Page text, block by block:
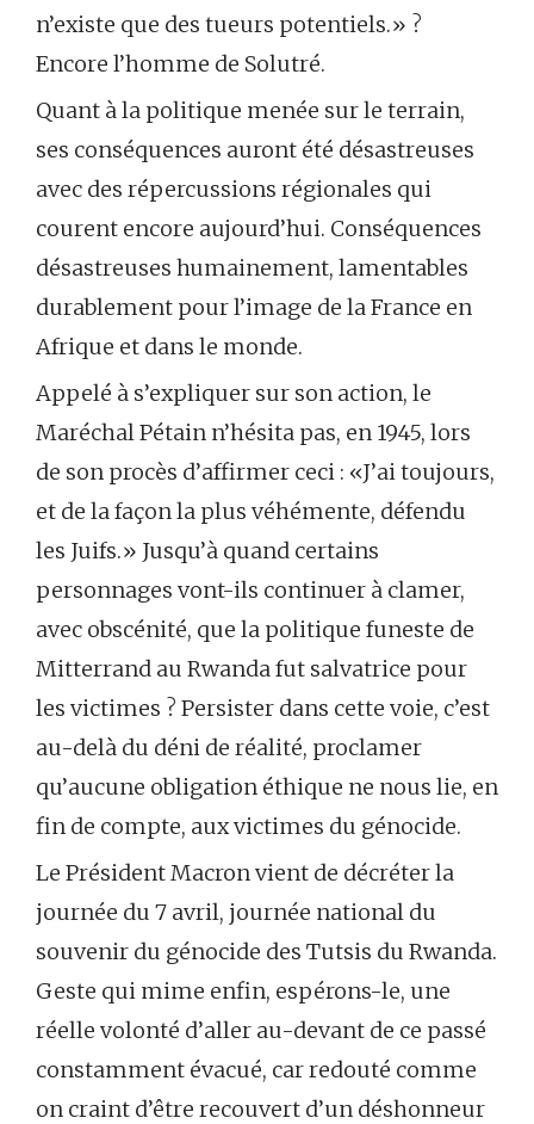
n’existe que des tueurs potentiels.» ?
Encore l’homme de Solutré.
Quant à la politique menée sur le terrain,
ses conséquences auront été désastreuses
avec des répercussions régionales qui
courent encore aujourd’hui. Conséquences
désastreuses humainement, lamentables
durablement pour l’image de la France en
Afrique et dans le monde.
Appelé à s’expliquer sur son action, le
Maréchal Pétain n’hésita pas, en 1945, lors
de son procès d’affirmer ceci : «J’ai toujours,
et de la façon la plus véhémente, défendu
les Juifs.» Jusqu’à quand certains
personnages vont-ils continuer à clamer,
avec obscénité, que la politique funeste de
Mitterrand au Rwanda fut salvatrice pour
les victimes ? Persister dans cette voie, c’est
au-delà du déni de réalité, proclamer
qu’aucune obligation éthique ne nous lie, en
fin de compte, aux victimes du génocide.
Le Président Macron vient de décréter la
journée du 7 avril, journée national du
souvenir du génocide des Tutsis du Rwanda.
Geste qui mime enfin, espérons-le, une
réelle volonté d’aller au-devant de ce passé
constamment évacué, car redouté comme
on craint d’être recouvert d’un déshonneur